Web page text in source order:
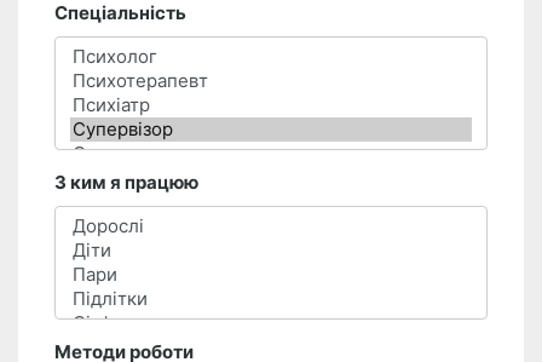
Спеціальність
З ким я працюю
Методи роботи